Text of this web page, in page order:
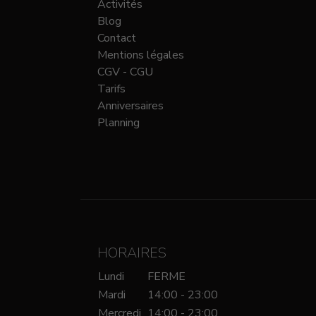
Activités
Blog
Contact
Mentions légales
CGV - CGU
Tarifs
Anniversaires
Planning
HORAIRES
Lundi
FERME
Mardi
14:00 - 23:00